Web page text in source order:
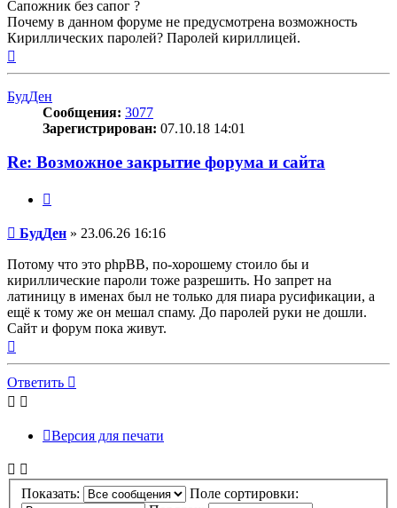
Сапожник без сапог ?
Почему в данном форуме не предусмотрена возможность
Кириллических паролей? Паролей кириллицей.
БудДен
Сообщения: 3077
Зарегистрирован: 07.10.18 14:01
Re: Возможное закрытие форума и сайта
Сообщение
БудДен » 23.06.26 16:16
Потому что это phpBB, по-хорошему стоило бы и
кириллические пароли тоже разрешить. Но запрет на
латиницу в именах был не только для пиара русификации, а
ещё к тому же он мешал спаму. До паролей руки не дошли.
Сайт и форум пока живут.
началу
Ответить
Версия для печати
Показать:
Поле сортировки: